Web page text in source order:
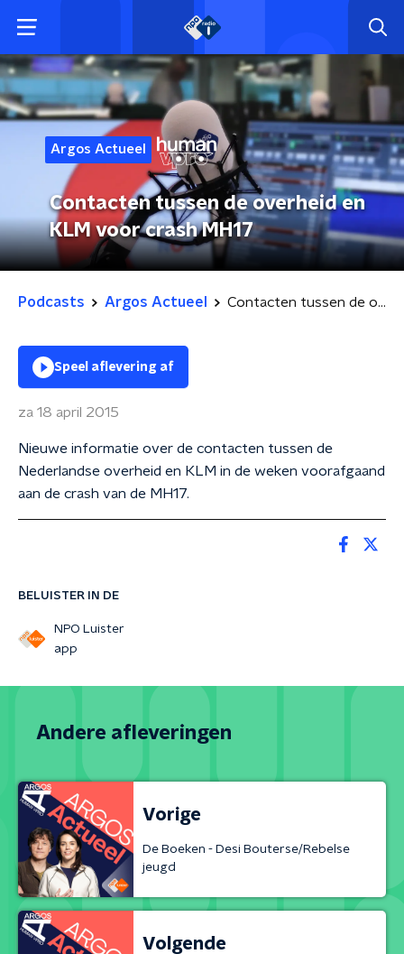
Argos Actueel
Contacten tussen de overheid en
KLM voor crash MH17
Podcasts Argos Actueel Contacten tussen de overheid en KLM voor crash MH17
BELUISTER IN DE
NPO Luister
app
Speel aflevering af
za 18 april 2015
Nieuwe informatie over de contacten tussen de
Nederlandse overheid en KLM in de weken voorafgaand
aan de crash van de MH17.
Andere afleveringen
Vorige
De Boeken - Desi Bouterse/Rebelse
jeugd
Volgende